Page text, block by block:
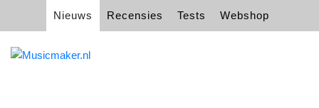
Nieuws Recensies Tests Webshop